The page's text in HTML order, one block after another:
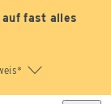
auf fast alles